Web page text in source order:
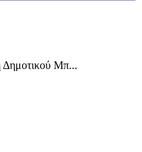
Δημοτικού Μπ...